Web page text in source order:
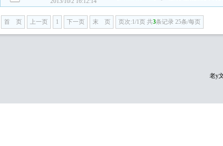
首 页 上一页 1 下一页 末 页 页次:1/1页 共3条记录 25条/每页
老y